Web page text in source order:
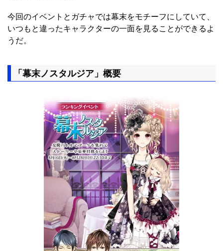
今回のイベントとガチャでは幕末をモチーフにしていて、
いつもと違ったキャラクターの一面を見ることができるよ
うだ。
「幕末ノスタルジア」概要